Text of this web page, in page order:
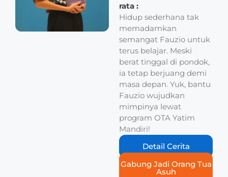
rata :
Hidup sederhana tak
memadamkan
semangat Fauzio untuk
terus belajar. Meski
berat tinggal di pondok,
ia tetap berjuang demi
masa depan. Yuk, bantu
Fauzio wujudkan
mimpinya lewat
program OTA Yatim
Mandiri!
Detail Cerita
Gabung Jadi Orang Tua
Asuh